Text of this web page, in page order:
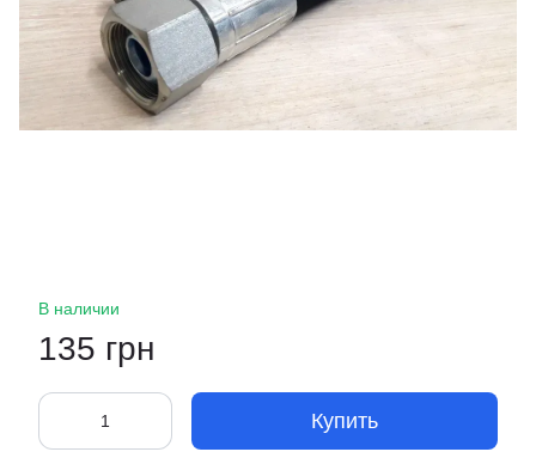
В наличии
135 грн
Купить